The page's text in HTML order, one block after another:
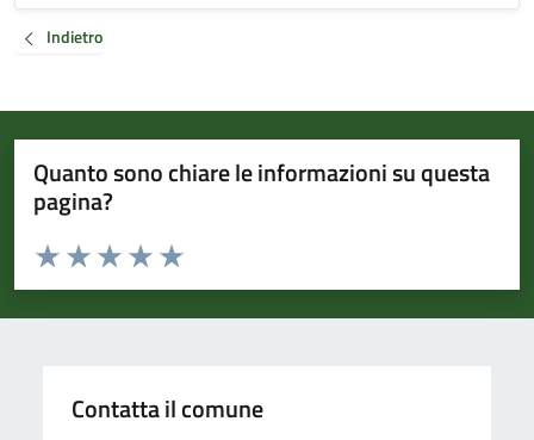
Indietro
Quanto sono chiare le informazioni su questa
pagina?
Valuta da 1 a 5 stelle la pagina
Valuta 5 stelle su 5
Valuta 4 stelle su 5
Valuta 3 stelle su 5
Valuta 2 stelle su 5
Valuta 1 stelle su 5
Contatta il comune